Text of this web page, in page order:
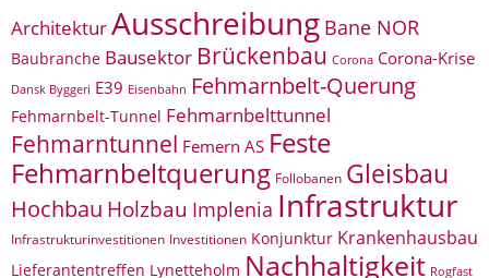
ArchitekturAusschreibung Bane NOR
Baubranche Bausektor Brückenbau Corona Corona-Krise
Dansk Byggeri E39 Eisenbahn Fehmarnbelt-Querung
Fehmarnbelt-Tunnel Fehmarnbelttunnel
Fehmarntunnel Femern AS Feste
Fehmarnbeltquerung Follobanen Gleisbau
Hochbau Holzbau Implenia Infrastruktur
Infrastrukturinvestitionen Investitionen Konjunktur Krankenhausbau
Lieferantentreffen Lynetteholm Nachhaltigkeit Rogfast